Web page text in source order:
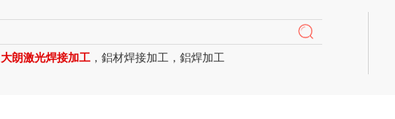
大朗激光焊接加工 ， 鋁材焊接加工 ， 鋁焊加工